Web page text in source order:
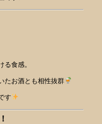
食感。
たお酒とも相性抜群
す